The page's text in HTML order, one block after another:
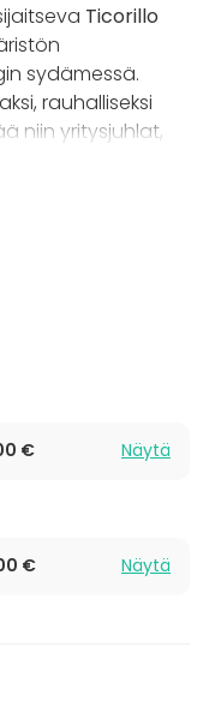
Ticorillo
sydämessä.
rauhalliseksi
niin yritysjuhlat,
yksityiset
on mukavat
juhliin, kuin
Ticorillosta
€ Näytä
€ Näytä